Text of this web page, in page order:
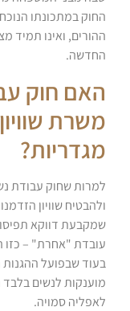
החוק במתכונתו
ההורים, ואינו תמיד
החדשה.
האם חוק
משרת
מגדריות?
למרות שחוק עבודת
ולהבטיח שוויון
שמקבעת דווקא
עובדת "אחרת" – כזו
בעוד שבפועל
מוענקות לנשים
לאפליה סמויה.